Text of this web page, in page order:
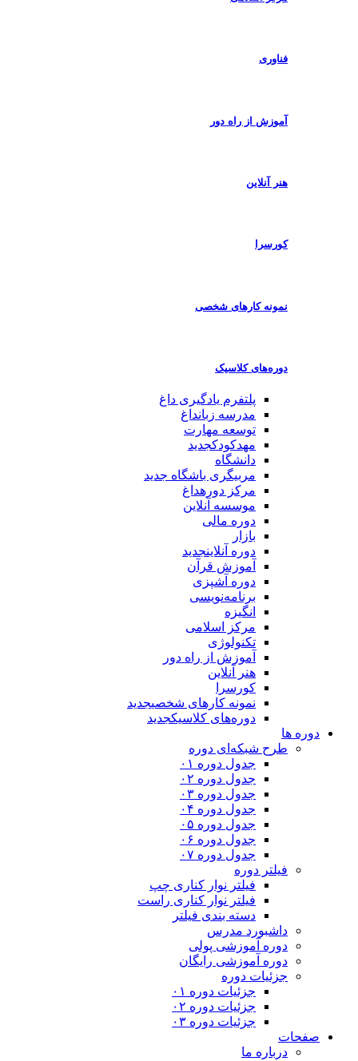
فناوری
آموزش از راه دور
هنر آنلاین
کورسرا
نمونه کارهای شخصی
دوره‌های کلاسیک
پلتفرم یادگیریداغ
مدرسه زبانداغ
توسعه مهارت
مهدکودکجدید
دانشگاه
مربیگری باشگاهجدید
مرکز دوره داغ
موسسه آنلاین
دوره مالی
بازار
دوره آنلاین جدید
آموزش قرآن
دوره آشپزی
برنامه‌نویسی
انگیزه
مرکز اسلامی
تکنولوژی
آموزش از راه دور
هنر آنلاین
کورسرا
نمونه کارهای شخصیجدید
دوره‌های کلاسیکجدید
دوره ها
طرح شبکه‌ای دوره
جدول دوره ۰۱
جدول دوره ۰۲
جدول دوره ۰۳
جدول دوره ۰۴
جدول دوره ۰۵
جدول دوره ۰۶
جدول دوره ۰۷
فیلتر دوره
فیلتر نوار کناری چپ
فیلتر نوار کناری راست
دسته بندی فیلتر
داشبورد مدرس
دوره آموزشی پولی
دوره آموزشی رایگان
جزئیات دوره
جزئیات دوره ۰۱
جزئیات دوره ۰۲
جزئیات دوره ۰۳
صفحات
درباره ما